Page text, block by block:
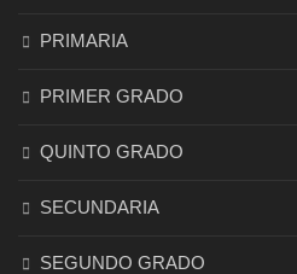
PRIMARIA
PRIMER GRADO
QUINTO GRADO
SECUNDARIA
SEGUNDO GRADO